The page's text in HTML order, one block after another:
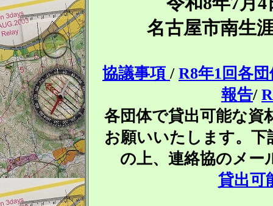
名古屋市南生
協議事項 / R8年1回各
報告/
各団体で貸出可能な
お願いいたします。
の上、連絡協のメ
貸出可